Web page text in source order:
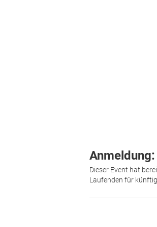
Anmeldung:
Dieser Event hat
Laufenden für